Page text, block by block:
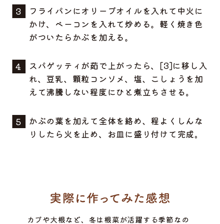
フライパンにオリーブオイルを入れて中火に
かけ、ベーコンを入れて炒める。軽く焼き色
がついたらかぶを加える。
スパゲッティが茹で上がったら、[3]に移し入
れ、豆乳、顆粒コンソメ、塩、こしょうを加
えて沸騰しない程度にひと煮立ちさせる。
かぶの葉を加えて全体を絡め、程よくしんな
りしたら火を止め、お皿に盛り付けて完成。
カブや大根など、冬は根菜が活躍する季節なの